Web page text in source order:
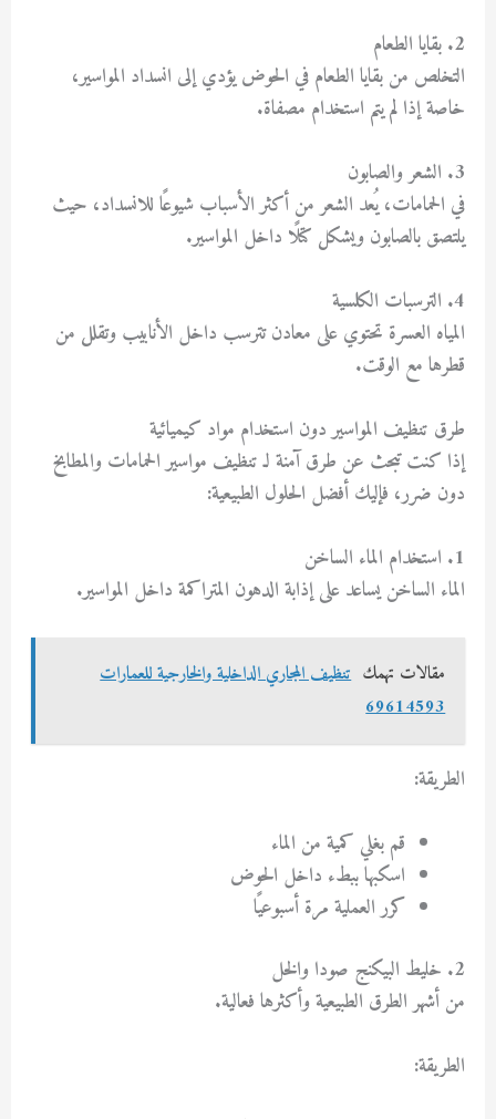
2. بقايا الطعام
التخلص من بقايا الطعام في الحوض يؤدي إلى انسداد المواسير،
خاصة إذا لم يتم استخدام مصفاة.
3. الشعر والصابون
في الحمامات، يُعد الشعر من أكثر الأسباب شيوعًا للانسداد، حيث
يلتصق بالصابون ويشكل كتلًا داخل المواسير.
4. الترسبات الكلسية
المياه العسرة تحتوي على معادن تترسب داخل الأنابيب وتقلل من
قطرها مع الوقت.
طرق تنظيف المواسير دون استخدام مواد كيميائية
إذا كنت تبحث عن طرق آمنة لـتنظيف مواسير الحمامات والمطابخ
دون ضرر، فإليك أفضل الحلول الطبيعية:
1. استخدام الماء الساخن
الماء الساخن يساعد على إذابة الدهون المتراكمة داخل المواسير.
مقالات تهمك تنظيف المجاري الداخلية والخارجية للعمارات
69614593
الطريقة:
قم بغلي كمية من الماء
اسكبها ببطء داخل الحوض
كرر العملية مرة أسبوعيًا
2. خليط البيكنج صودا والخل
من أشهر الطرق الطبيعية وأكثرها فعالية.
الطريقة: